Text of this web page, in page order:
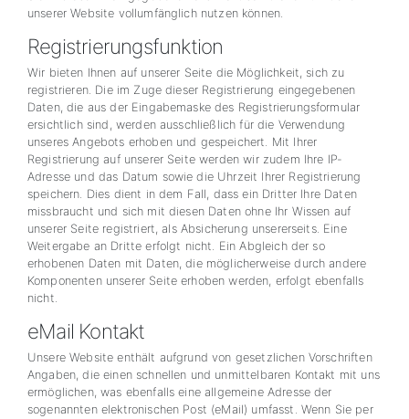
unserer Website vollumfänglich nutzen können.
Registrierungsfunktion
Wir bieten Ihnen auf unserer Seite die Möglichkeit, sich zu
registrieren. Die im Zuge dieser Registrierung eingegebenen
Daten, die aus der Eingabemaske des Registrierungsformular
ersichtlich sind, werden ausschließlich für die Verwendung
unseres Angebots erhoben und gespeichert. Mit Ihrer
Registrierung auf unserer Seite werden wir zudem Ihre IP-
Adresse und das Datum sowie die Uhrzeit Ihrer Registrierung
speichern. Dies dient in dem Fall, dass ein Dritter Ihre Daten
missbraucht und sich mit diesen Daten ohne Ihr Wissen auf
unserer Seite registriert, als Absicherung unsererseits. Eine
Weitergabe an Dritte erfolgt nicht. Ein Abgleich der so
erhobenen Daten mit Daten, die möglicherweise durch andere
Komponenten unserer Seite erhoben werden, erfolgt ebenfalls
nicht.
eMail Kontakt
Unsere Website enthält aufgrund von gesetzlichen Vorschriften
Angaben, die einen schnellen und unmittelbaren Kontakt mit uns
ermöglichen, was ebenfalls eine allgemeine Adresse der
sogenannten elektronischen Post (eMail) umfasst. Wenn Sie per